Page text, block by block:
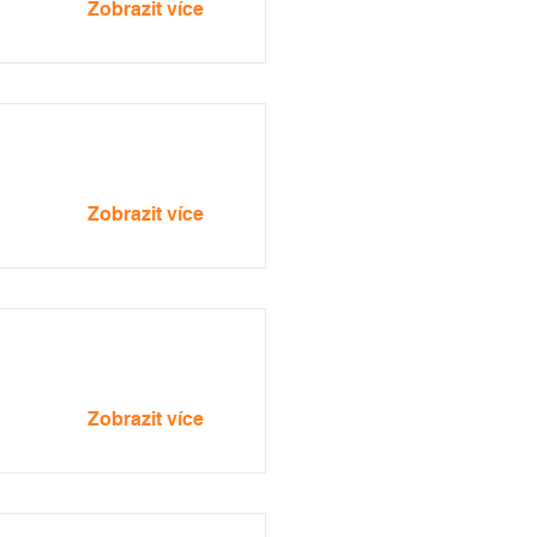
Zobrazit více
Zobrazit více
Zobrazit více